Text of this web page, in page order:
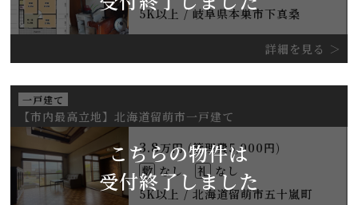
5K以上 / 岐阜県本巣市下真桑
詳細を見る
一戸建て
【市内最高立地】北海道留萌市一戸建て
3.8万円 (管理費5,000円)
敷なし 礼 なし
5K以上 / 北海道留萌市五十嵐町
こちらの物件は
受付終了しました